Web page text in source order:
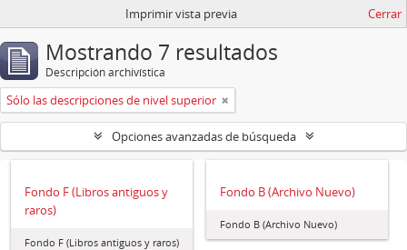
Imprimir vista previa Cerrar
Mostrando 7 resultados
Descripción archivística
Sólo las descripciones de nivel superior
Opciones avanzadas de búsqueda
Fondo F (Libros antiguos y
raros)
Fondo F (Libros antiguos y raros)
Fondo B (Archivo Nuevo)
Fondo B (Archivo Nuevo)